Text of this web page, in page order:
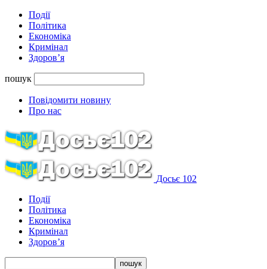
Події
Політика
Економіка
Кримінал
Здоров’я
пошук
Повідомити новину
Про нас
Досьє 102
Події
Політика
Економіка
Кримінал
Здоров’я